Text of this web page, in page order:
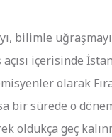
bilimle
içerisinde
olarak
bir sürede o
geç